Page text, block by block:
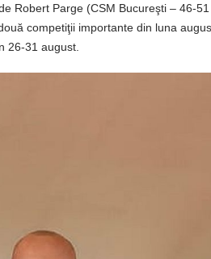
Robert Parge (CSM Bucureşti – 46-
competiţii importante din luna
26-31 august.